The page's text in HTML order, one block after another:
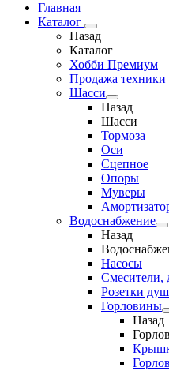
Главная
Каталог
Назад
Каталог
Хобби Премиум
Продажа техники
Шасси
Назад
Шасси
Тормоза
Оси
Сцепное
Опоры
Муверы
Водоснабжение
Назад
Насосы
Смесители,
Розетки
Горловины
Назад